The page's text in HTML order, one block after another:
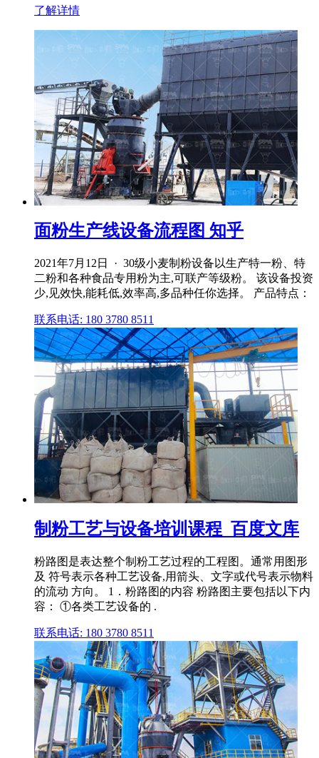
了解详情
面粉生产线设备流程图 知乎
2021年7月12日 · 30级小麦制粉设备以生产特一粉、特
二粉和各种食品专用粉为主,可联产等级粉。 该设备投资
少,见效快,能耗低,效率高,多品种任你选择。 产品特点：
联系电话: 180 3780 8511
制粉工艺与设备培训课程_百度文库
粉路图是表达整个制粉工艺过程的工程图。通常用图形
及 符号表示各种工艺设备,用箭头、文字或代号表示物料
的流动 方向。 1．粉路图的内容 粉路图主要包括以下内
容： ①各类工艺设备的 .
联系电话: 180 3780 8511